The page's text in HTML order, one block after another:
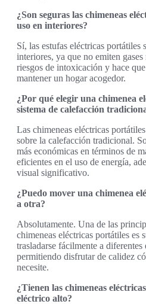
¿Son seguras las chimeneas
uso en interiores?
Sí, las estufas eléctricas portátiles
interiores, ya que no emiten
riesgos de intoxicación y hace
mantener un hogar acogedor.
¿Por qué elegir una chimenea
sistema de calefacción
Las chimeneas eléctricas
sobre la calefacción tradicional.
más económicas en términos de
eficientes en el uso de energía,
visual significativo.
¿Puedo mover una chimenea
a otra?
Absolutamente. Una de las
chimeneas eléctricas portátiles es
trasladarse fácilmente a
permitiendo disfrutar de calidez
necesite.
¿Tienen las chimeneas
eléctrico alto?